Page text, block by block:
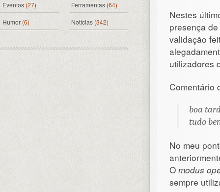
Nestes
presença
validação
utilizadores
Comentário
boa
tudo
No meu
O modus
sempre
Eventos(27) Ferramentas(64)
Humor (6) Notícias(342)